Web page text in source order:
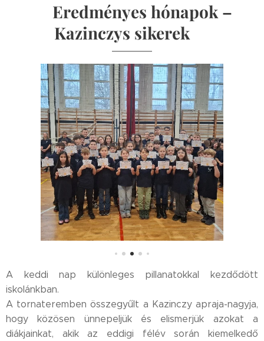
Eredményes hónapok –
Kazinczys sikerek💙
A keddi nap különleges pillanatokkal kezdődött
iskolánkban.
A tornateremben összegyűlt a Kazinczy apraja-nagyja,
hogy közösen ünnepeljük és elismerjük azokat a
diákjainkat, akik az eddigi félév során kiemelkedő